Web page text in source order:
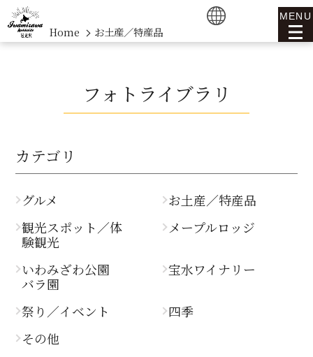
MENU
Home お土産／特産品
フォトライブラリ
カテゴリ
グルメ
お土産／特産品
観光スポット／体
験観光
メープルロッジ
いわみざわ公園
バラ園
宝水ワイナリー
祭り／イベント
四季
その他